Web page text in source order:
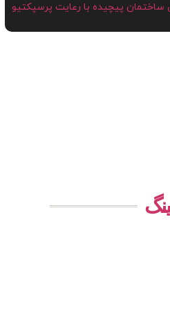
پیچیده با رعایت پرسپکتیو